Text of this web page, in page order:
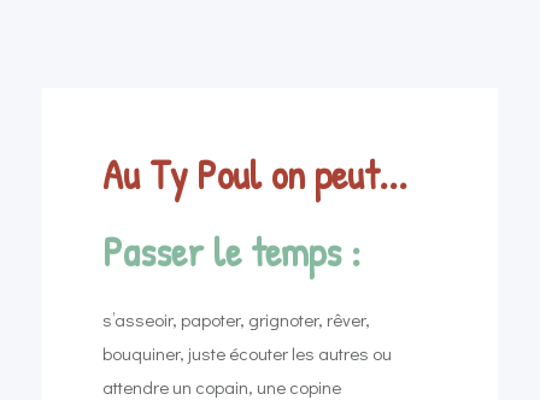
Au Ty Poul on peut...
Passer le temps :
s’asseoir, papoter, grignoter, rêver,
bouquiner, juste écouter les autres ou
attendre un copain, une copine